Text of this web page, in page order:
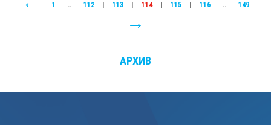
1 .. 112 113 114 115 116 .. 149
АРХИВ